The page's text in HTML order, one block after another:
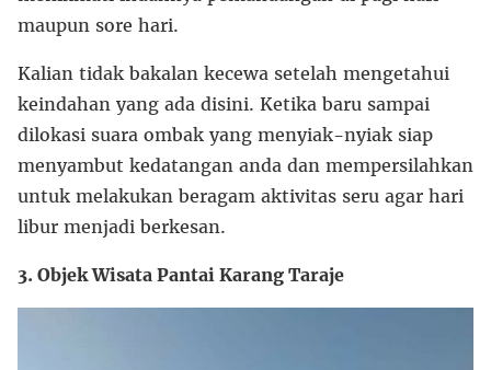
maupun sore hari.
Kalian tidak bakalan kecewa setelah mengetahui
keindahan yang ada disini. Ketika baru sampai
dilokasi suara ombak yang menyiak-nyiak siap
menyambut kedatangan anda dan mempersilahkan
untuk melakukan beragam aktivitas seru agar hari
libur menjadi berkesan.
3. Objek Wisata Pantai Karang Taraje